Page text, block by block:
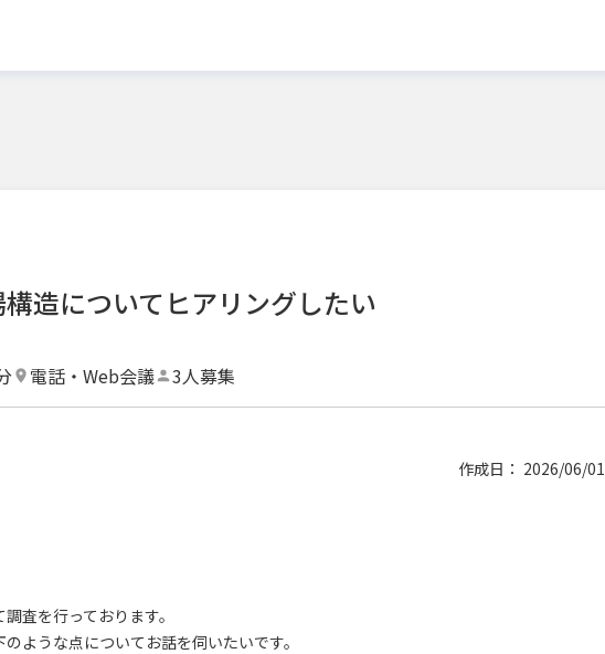
造についてヒアリングしたい
電話・Web会議 3人募集
作成日： 2026/06/01
査を行っております。
ような点についてお話を伺いたいです。